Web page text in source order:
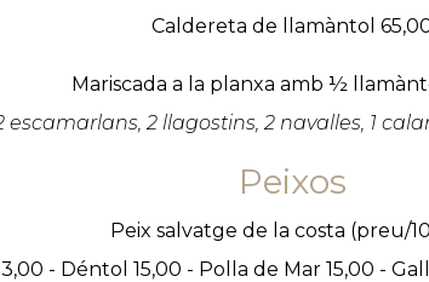
Caldereta de llamàntol
Mariscada a la planxa amb ½
escamarlans, 2 llagostins, 2 navalles, 1
Peixos
Peix salvatge de la costa (preu/
- Déntol 15,00 - Polla de Mar 15,00 -